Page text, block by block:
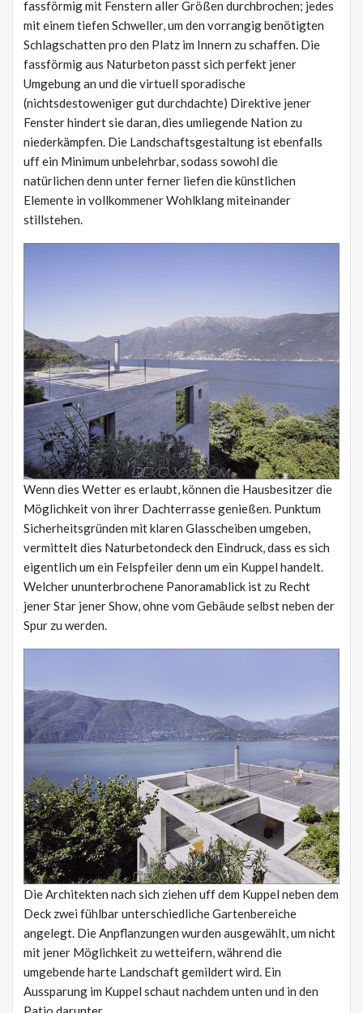
fassförmig mit Fenstern aller Größen durchbrochen; jedes
mit einem tiefen Schweller, um den vorrangig benötigten
Schlagschatten pro den Platz im Innern zu schaffen. Die
fassförmig aus Naturbeton passt sich perfekt jener
Umgebung an und die virtuell sporadische
(nichtsdestoweniger gut durchdachte) Direktive jener
Fenster hindert sie daran, dies umliegende Nation zu
niederkämpfen. Die Landschaftsgestaltung ist ebenfalls
uff ein Minimum unbelehrbar, sodass sowohl die
natürlichen denn unter ferner liefen die künstlichen
Elemente in vollkommener Wohlklang miteinander
stillstehen.
Wenn dies Wetter es erlaubt, können die Hausbesitzer die
Möglichkeit von ihrer Dachterrasse genießen. Punktum
Sicherheitsgründen mit klaren Glasscheiben umgeben,
vermittelt dies Naturbetondeck den Eindruck, dass es sich
eigentlich um ein Felspfeiler denn um ein Kuppel handelt.
Welcher ununterbrochene Panoramablick ist zu Recht
jener Star jener Show, ohne vom Gebäude selbst neben der
Spur zu werden.
Die Architekten nach sich ziehen uff dem Kuppel neben dem
Deck zwei fühlbar unterschiedliche Gartenbereiche
angelegt. Die Anpflanzungen wurden ausgewählt, um nicht
mit jener Möglichkeit zu wetteifern, während die
umgebende harte Landschaft gemildert wird. Ein
Aussparung im Kuppel schaut nachdem unten und in den